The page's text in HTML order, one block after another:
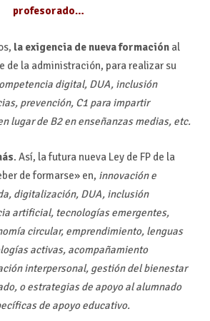
profesorado…
la exigencia de nueva formaciónal
de la administración, para realizar su
ompetencia digital, DUA, inclusión
prevención, C1 para impartir
lugar de B2 en enseñanzas medias, etc.
. Así, la futura nueva Ley de FP de la
de formarse» en, innovación e
digitalización, DUA, inclusión
artificial, tecnologías emergentes,
circular, emprendimiento, lenguas
activas, acompañamiento
interpersonal, gestión del bienestar
o estrategias de apoyo al alumnado
de apoyo educativo.